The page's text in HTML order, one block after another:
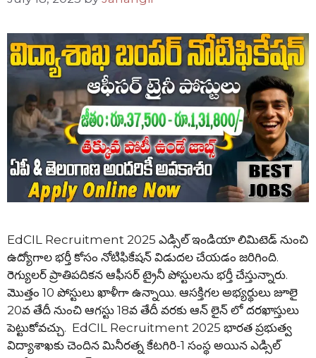
EdCIL Recruitment 2025 ఎడ్సిల్ ఇండియా లిమిటెడ్ నుంచి
ఉద్యోగాల భర్తీ కోసం నోటిఫికేషన్ విడుదల చేయడం జరిగింది.
రెగ్యులర్ ప్రాతిపదికన ఆఫీసర్ ట్రైనీ పోస్టులను భర్తీ చేస్తున్నారు.
మొత్తం 10 పోస్టులు ఖాళీగా ఉన్నాయి. ఆసక్తిగల అభ్యర్థులు జూలై
20వ తేదీ నుంచి ఆగస్టు 18వ తేదీ వరకు ఆన్ లైన్ లో దరఖాస్తులు
పెట్టుకోవచ్చు. EdCIL Recruitment 2025 భారత ప్రభుత్వ
విద్యాశాఖకు చెందిన మినీరత్న కేటగిరి-1 సంస్థ అయిన ఎడ్సిల్